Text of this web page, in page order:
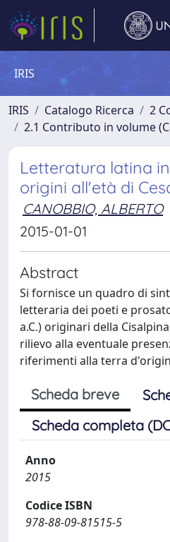
IRIS
IRIS Catalogo Ricerca
2
2.1 Contributo in volume
Letteratura latina
origini all'età di
CANOBBIO, ALBERTO
2015-01-01
Abstract
Si fornisce un quadro di
letteraria dei poeti e
a.C.) originari della
rilievo alla eventuale
riferimenti alla terra
Scheda breve
Scheda completa
Anno
2015
Codice ISBN
978-88-09-81515-5